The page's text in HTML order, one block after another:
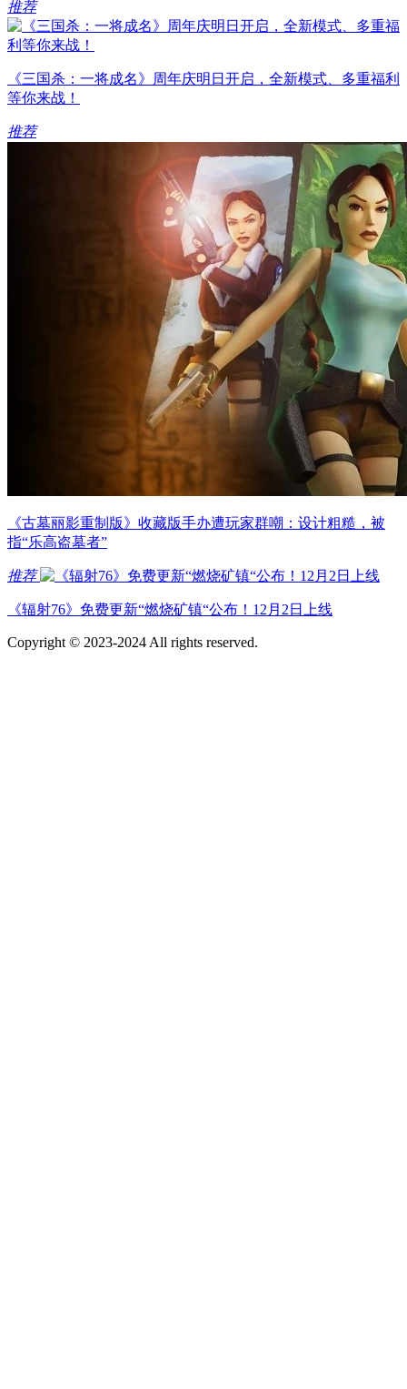
推荐
《三国杀：一将成名》周年庆明日开启，全新模式、多重福利
等你来战！
推荐
《古墓丽影重制版》收藏版手办遭玩家群嘲：设计粗糙，被
指“乐高盗墓者”
推荐
《辐射76》免费更新“燃烧矿镇“公布！12月2日上线
Copyright © 2023-2024 All rights reserved.